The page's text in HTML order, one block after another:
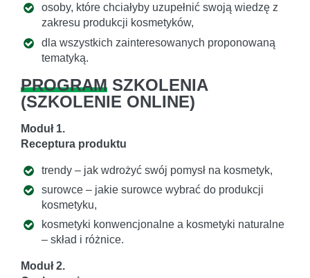
osoby, które chciałyby uzupełnić swoją wiedzę z
zakresu produkcji kosmetyków,
dla wszystkich zainteresowanych proponowaną
tematyką.
PROGRAM SZKOLENIA
(SZKOLENIE ONLINE)
Moduł 1.
Receptura produktu
trendy – jak wdrożyć swój pomysł na kosmetyk,
surowce – jakie surowce wybrać do produkcji
kosmetyku,
kosmetyki konwencjonalne a kosmetyki naturalne
– skład i różnice.
Moduł 2.